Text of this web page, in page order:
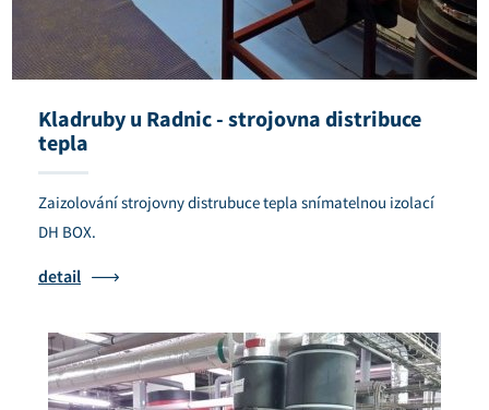
Kladruby u Radnic - strojovna distribuce
tepla
Zaizolování strojovny distrubuce tepla snímatelnou izolací
DH BOX.
detail